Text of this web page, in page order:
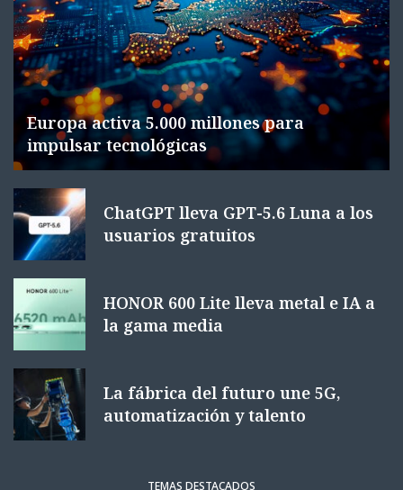
Europa activa 5.000 millones para
impulsar tecnológicas
ChatGPT lleva GPT-5.6 Luna a los
usuarios gratuitos
HONOR 600 Lite lleva metal e IA a
la gama media
La fábrica del futuro une 5G,
automatización y talento
TEMAS DESTACADOS